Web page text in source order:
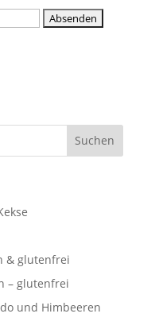
& glutenfrei
– glutenfrei
und Himbeeren